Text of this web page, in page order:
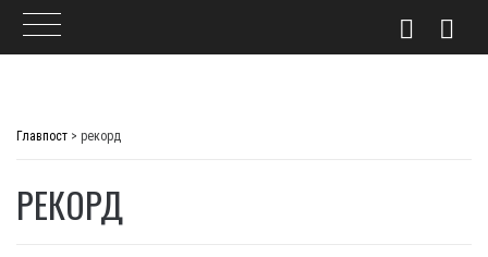
Главпост > рекорд
РЕКОРД